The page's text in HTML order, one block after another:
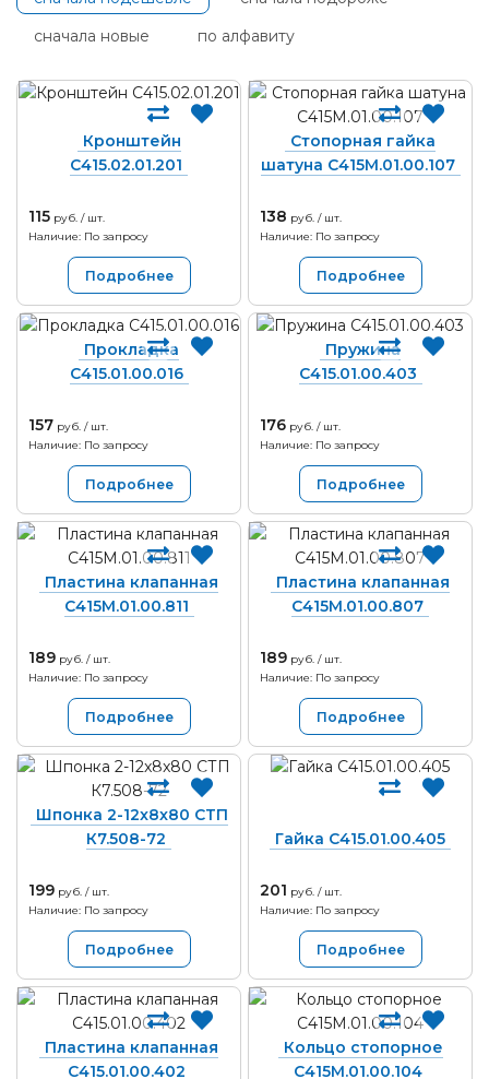
сначала новые
по алфавиту
Кронштейн
С415.02.01.201
115 руб. / шт.
Наличие: По запросу
Подробнее
Стопорная гайка
шатуна С415М.01.00.107
138 руб. / шт.
Наличие: По запросу
Подробнее
Прокладка
С415.01.00.016
157 руб. / шт.
Наличие: По запросу
Подробнее
Пружина
С415.01.00.403
176 руб. / шт.
Наличие: По запросу
Подробнее
Пластина клапанная
С415М.01.00.811
189 руб. / шт.
Наличие: По запросу
Подробнее
Пластина клапанная
С415М.01.00.807
189 руб. / шт.
Наличие: По запросу
Подробнее
Шпонка 2-12x8x80 СТП
К7.508-72
199 руб. / шт.
Наличие: По запросу
Подробнее
Гайка С415.01.00.405
201 руб. / шт.
Наличие: По запросу
Подробнее
Пластина клапанная
С415.01.00.402
Кольцо стопорное
С415М.01.00.104